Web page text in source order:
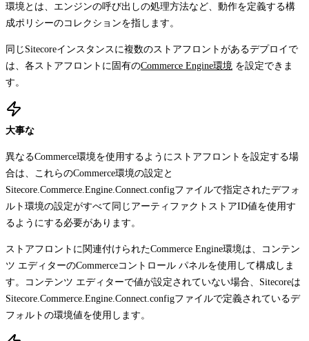
環境とは、エンジンの呼び出しの処理方法など、動作を定義する構
成ポリシーのコレクションを指します。
同じSitecoreインスタンスに複数のストアフロントがあるデプロイで
は、各ストアフロントに固有のCommerce Engine環境 を設定できま
す。
大事な
異なるCommerce環境を使用するようにストアフロントを設定する場
合は、これらのCommerce環境の設定と
Sitecore.Commerce.Engine.Connect.configファイルで指定されたデフォ
ルト環境の設定がすべて同じアーティファクトストアID値を使用す
るようにする必要があります。
ストアフロントに関連付けられたCommerce Engine環境は、コンテン
ツ エディターのCommerceコントロール パネルを使用して構成しま
す。コンテンツ エディターで値が設定されていない場合、Sitecoreは
Sitecore.Commerce.Engine.Connect.configファイルで定義されているデ
フォルトの環境値を使用します。